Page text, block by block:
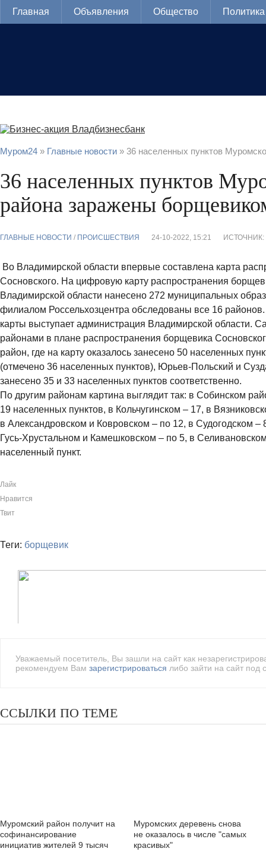
Главная Объявления Общество Политика
Муром24 » Главные новости » 36 населенных пунктов
36 населенных пунктов
района заражены
ГЛАВНЫЕ НОВОСТИ / ПРОИСШЕСТВИЯ 24-10-2022, 15:21 ИСТОЧНИК:
Во Владимирской области впервые составлена карта
Сосновского. На цифровую карту распространения
Владимирской области нанесено 272 муниципальных
филиалом Россельхозцентра обследованы все 16
карты выступает администрация Владимирской области.
районами в плане распространения борщевика
район, где на карту оказалось занесено 50 населенных
(отмечено 36 населенных пунктов), Юрьев-Польский и
занесено 35 и 33 населенных пунктов соответственно.
По другим районам картина выглядит так: в Собинском
19 населенных пунктов, в Кольчугинском – 17, в
в Александровском и Ковровском – по 12, в Судогодском –
Гусь-Хрустальном и Камешковском – по 5, в
населенный пункт.
Лайк
Нравится
Твит
Теги: борщевик
Уважаемый посетитель, Вы зашли на сайт как
рекомендуем Вам зарегистрироваться либо зайти на сайт
ССЫЛКИ ПО ТЕМЕ
Муромский район получит на
софинансирование
инициатив жителей 9 тысяч
Муромских деревень снова
не оказалось в числе "самых
красивых"